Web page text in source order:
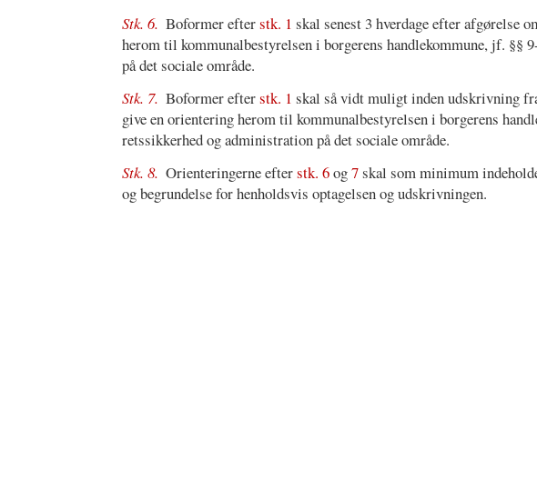
Stk. 6. Boformer efterstk. 1 skal senest 3 hverdage efter afgørelse
herom til kommunalbestyrelsen i borgerens handlekommune, jf. §§
på det sociale område.
Stk. 7. Boformer efterstk. 1 skal så vidt muligt inden udskrivning
give en orientering herom til kommunalbestyrelsen i borgerens
retssikkerhed og administration på det sociale område.
Stk. 8. Orienteringerne efterstk. 6og7skal som minimum
og begrundelse for henholdsvis optagelsen og udskrivningen.